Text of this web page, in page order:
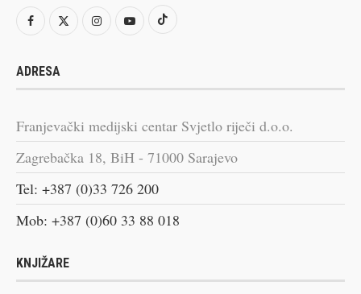
ADRESA
Franjevački medijski centar Svjetlo riječi d.o.o.
Zagrebačka 18, BiH - 71000 Sarajevo
Tel: +387 (0)33 726 200
Mob: +387 (0)60 33 88 018
KNJIŽARE